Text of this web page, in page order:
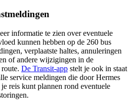
informatie te zien over eventuele
kunnen hebben op de 260 bus
verplaatste haltes, annuleringen
of andere wijzigingen in de
De Transit-app stelt je ook in staat
service meldingen die door Hermes
reis kunt plannen rond eventuele